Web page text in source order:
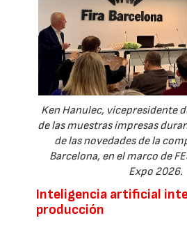
Ken Hanulec, vicepresidente
de las muestras impresas
de las novedades de la
Barcelona, en el marco de
Expo 2026.
Inteligencia artificial
producción